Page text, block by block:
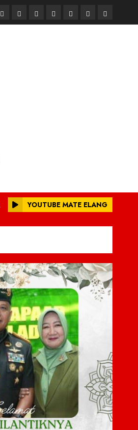
BerandaNasionalDaerahHukum
dan
Pendidikan
Box
Redaksi
Iklan
YOUTUBE MATE ELANG